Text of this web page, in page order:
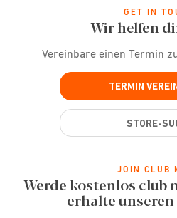
GET IN
Wir helfen
Vereinbare einen Termin
TERMIN
STORE-
JOIN CLUB
Werde kostenlos club
erhalte